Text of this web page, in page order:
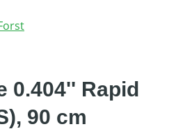
0.404'' Rapid
90 cm